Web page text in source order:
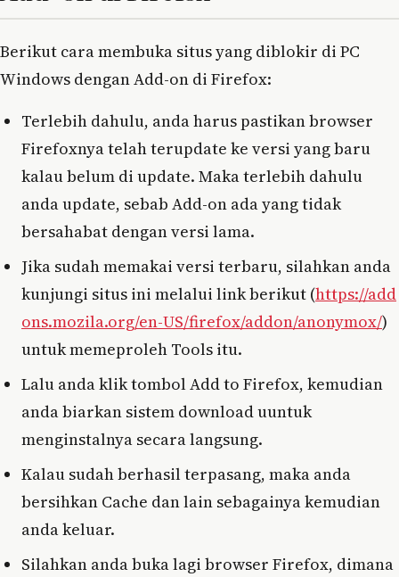
Berikut cara membuka situs yang diblokir di PC
Windows dengan Add-on di Firefox:
Terlebih dahulu, anda harus pastikan browser
Firefoxnya telah terupdate ke versi yang baru
kalau belum di update. Maka terlebih dahulu
anda update, sebab Add-on ada yang tidak
bersahabat dengan versi lama.
Jika sudah memakai versi terbaru, silahkan anda
kunjungi situs ini melalui link berikut (https://add
ons.mozila.org/en-US/firefox/addon/anonymox/)
untuk memeproleh Tools itu.
Lalu anda klik tombol Add to Firefox, kemudian
anda biarkan sistem download uuntuk
menginstalnya secara langsung.
Kalau sudah berhasil terpasang, maka anda
bersihkan Cache dan lain sebagainya kemudian
anda keluar.
Silahkan anda buka lagi browser Firefox, dimana